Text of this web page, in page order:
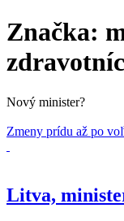
Značka:
Nový minister?
Zmeny prídu až po
Litva,